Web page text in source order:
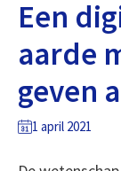
Een
aarde
geven
1 april 2021